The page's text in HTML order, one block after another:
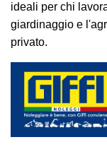
ideali per chi
giardinaggio e
privato.